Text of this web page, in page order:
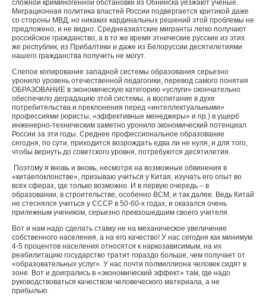
сложной криминогенной обстановки из Обнинска уезжают учёные.
Миграционная политика властей России подвергается критикой даже
со стороны МВД, но никаких кардинальных решений этой проблемы не
предложено, и не видно. Среднеазиатские мигранты легко получают
российское гражданство, а в то же время этнические русские из этих
же республик, из Прибалтики и даже из Белоруссии десятилетиями
нашего гражданства получить не могут.
Слепое копирование западной системы образования серьезно
уронило уровень отечественной педагогики, перевод самого понятия
ОБРАЗОВАНИЕ в экономическую категорию «услуги» окончательно
обеспечило деградацию этой системы, а воспитание в духе
потребительства и преклонения перед «интеллектуальными»
профессиями (юристы, «эффективные менеджеры» и пр.) в ущерб
инженерно-техническим заметно уронило экономический потенциал
России за эти годы. Среднее профессиональное образование
сегодня, по сути, приходится возрождать едва ли не нуля, и для того,
чтобы вернуть до советского уровня, потребуются десятилетия.
Поэтому я вновь и вновь, несмотря на возможные обвинения в
«китаепоклонстве», призываю учиться у Китая, изучать его опыт во
всех сферах, где только возможно. И в первую очередь – в
образовании, в строительстве, особенно ВСМ, и так далее. Ведь Китай
не стеснялся учиться у СССР в 50-60-х годах, и оказался очень
прилежным учеником, серьезно превзошедшим своего учителя.
Вот и нам надо сделать ставку не на механическое увеличение
собственного населения, а на его качество! У нас сегодня как минимум
4-5 процентов населения относятся к наркозависимым, на их
реабилитацию государство тратит гораздо больше, чем получает от
«образовательных услуг». У нас почти полмиллиона человек сидят в
зоне. Вот и доигрались в «экономический эффект» там, где надо
руководствоваться качеством человеческого материала, а не
прибылью.